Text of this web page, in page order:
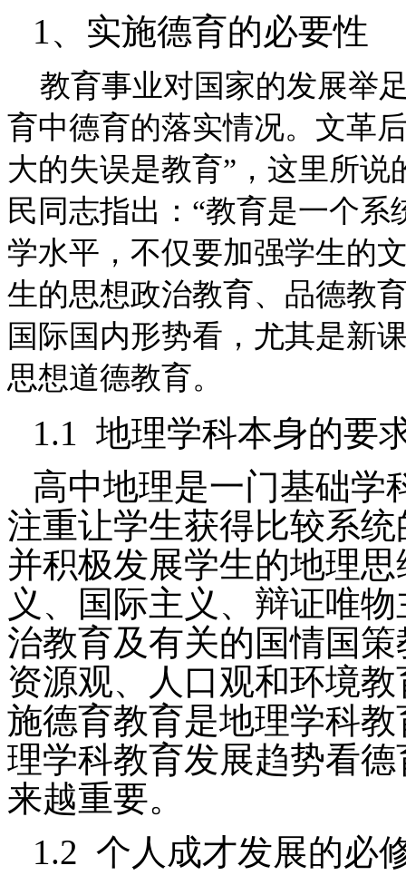
1、实施德育的必要性
教育事业对国家的发展举
育中德育的落实情况。文革
大的失误是教育”，这里所
民同志指出：“教育是一个
学水平，不仅要加强学生的
生的思想政治教育、品德教
国际国内形势看，尤其是新
思想道德教育。
1.1 地理学科本身的要
高中地理是一门基础学
注重让学生获得比较系
并积极发展学生的地理
义、国际主义、辩证唯
治教育及有关的国情国
资源观、人口观和环境
施德育教育是地理学科
理学科教育发展趋势看
来越重要。
1.2 个人成才发展的必